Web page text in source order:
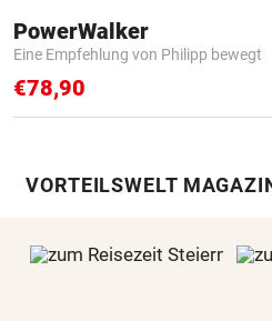
PowerWalker
Eine Empfehlung von Philipp bewegt
€78,90
VORTEILSWELT